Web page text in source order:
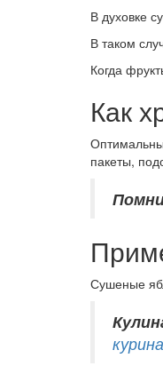
В духовке
В таком
Когда
Как
пакеты,
Сушеные